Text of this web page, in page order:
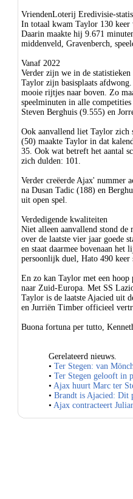
VriendenLoterij Eredivisie-
In totaal kwam Taylor 130
Daarin maakte hij 9.671
middenveld, Gravenberch,
Vanaf 2022
Verder zijn we in de
Taylor zijn basisplaats
mooie rijtjes naar boven. Zo
speelminuten in alle
Steven Berghuis (9.555) en
Ook aanvallend liet Taylor zich
(50) maakte Taylor in dat
35. Ook wat betreft het aantal
zich dulden: 101.
Verder creëerde Ajax' nummer
na Dusan Tadic (188) en
uit open spel.
Verdedigende kwaliteiten
Niet alleen aanvallend stond
over de laatste vier jaar goede
en staat daarmee bovenaan het
persoonlijk duel, Hato 490 keer
En zo kan Taylor met een hoop
naar Zuid-Europa. Met SS
Taylor is de laatste Ajacied uit
en Jurriën Timber officieel
Buona fortuna per tutto,
Gerelateerd nieuws.
• Ter Stegen: van
• Ter Stegen gelooft in
• Ajax huurt Marc ter
• Brandt is Ajacied: Dit
• Ajax contracteert